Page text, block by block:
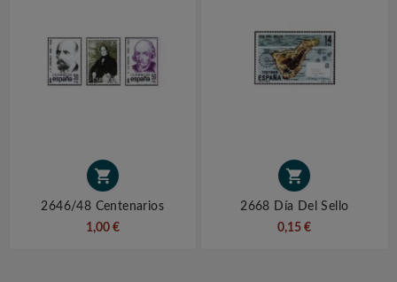

2646/48 Centenarios
1,00 €

2668 Día Del Sello
0,15 €